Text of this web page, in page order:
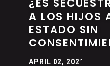
¿ES
A LOS HIJOS
ESTADO SIN
APRIL 02, 2021